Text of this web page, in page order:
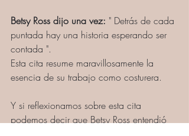
Betsy Ross dijo una vez: " Detrás de cada
puntada hay una historia esperando ser
contada ".
Esta cita resume maravillosamente la
esencia de su trabajo como costurera.
Y si reflexionamos sobre esta cita
podemos decir que Betsy Ross entendió